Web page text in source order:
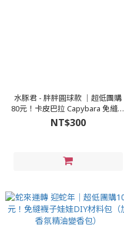
水豚君 - 胖胖圓球款 │超低團購
80元！卡皮巴拉 Capybara 免縫襪
子娃娃DIY材料包
NT$300